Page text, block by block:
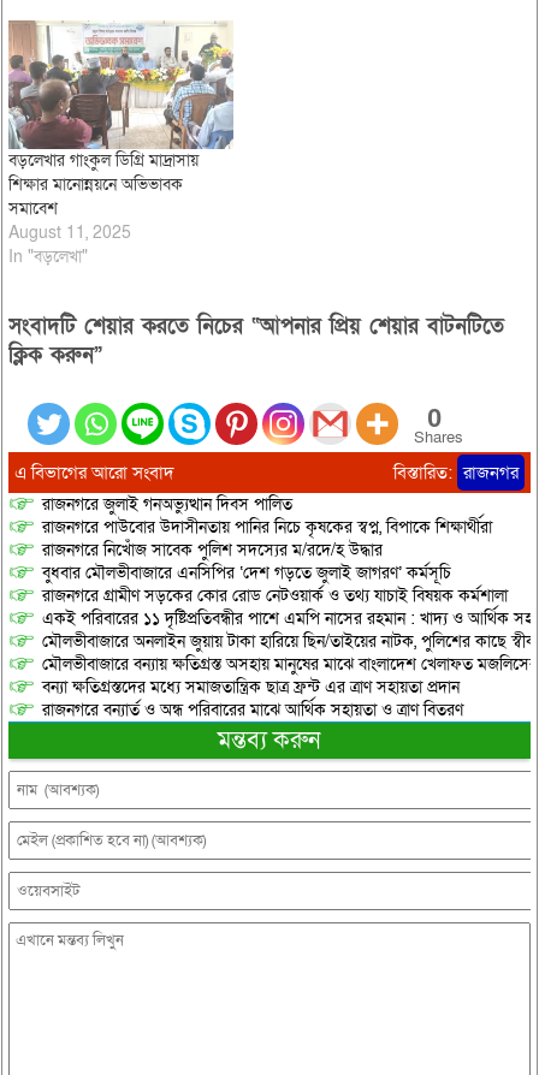
বড়লেখার গাংকুল ডিগ্রি মাদ্রাসায়
শিক্ষার মানোন্নয়নে অভিভাবক
সমাবেশ
August 11, 2025
In "বড়লেখা"
সংবাদটি শেয়ার করতে নিচের “আপনার প্রিয় শেয়ার বাটনটিতে
ক্লিক করুন”
0
Shares
এ বিভাগের আরো সংবাদ বিস্তারিত: রাজনগর
রাজনগরে জুলাই গনঅভ্যুত্থান দিবস পালিত
রাজনগরে পাউবোর উদাসীনতায় পানির নিচে কৃষকের স্বপ্ন, বিপাকে শিক্ষার্থীরা
রাজনগরে নিখোঁজ সাবেক পুলিশ সদস্যের ম/রদে/হ উদ্ধার
বুধবার মৌলভীবাজারে এনসিপির ‘দেশ গড়তে জুলাই জাগরণ’ কর্মসূচি
রাজনগরে গ্রামীণ সড়কের কোর রোড নেটওয়ার্ক ও তথ্য যাচাই বিষয়ক কর্মশালা
একই পরিবারের ১১ দৃষ্টিপ্রতিবন্ধীর পাশে এমপি নাসের রহমান : খাদ্য ও আর্থিক
মৌলভীবাজারে অনলাইন জুয়ায় টাকা হারিয়ে ছিন/তাইয়ের নাটক, পুলিশের কাছে
মৌলভীবাজারে বন্যায় ক্ষতিগ্রস্ত অসহায় মানুষের মাঝে বাংলাদেশ খেলাফত মজলিসের
বন্যা ক্ষতিগ্রস্তদের মধ্যে সমাজতান্ত্রিক ছাত্র ফ্রন্ট এর ত্রাণ সহায়তা প্রদান
রাজনগরে বন্যার্ত ও অন্ধ পরিবারের মাঝে আর্থিক সহায়তা ও ত্রাণ বিতরণ
মন্তব্য করুন